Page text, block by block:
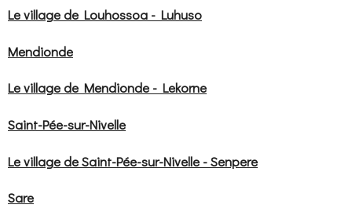
Le village de Louhossoa - Luhuso
Mendionde
Le village de Mendionde - Lekorne
Saint-Pée-sur-Nivelle
Le village de Saint-Pée-sur-Nivelle - Senpere
Sare